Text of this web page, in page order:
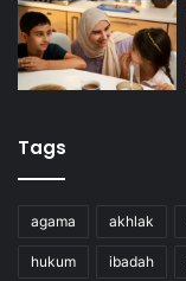
Tags
agama akhlak
hukum ibadah